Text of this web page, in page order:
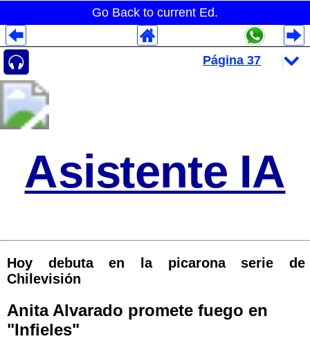
Go Back to current Ed.
Asistente IA
Hoy debuta en la picarona serie de
Chilevisión
Anita Alvarado promete fuego en
"Infieles"
Despliegues Analytics
Despliegues Totales
Despliegues por Rubros